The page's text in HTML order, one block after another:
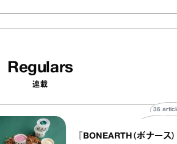
Regulars
連載
『BONEARTH（ボ